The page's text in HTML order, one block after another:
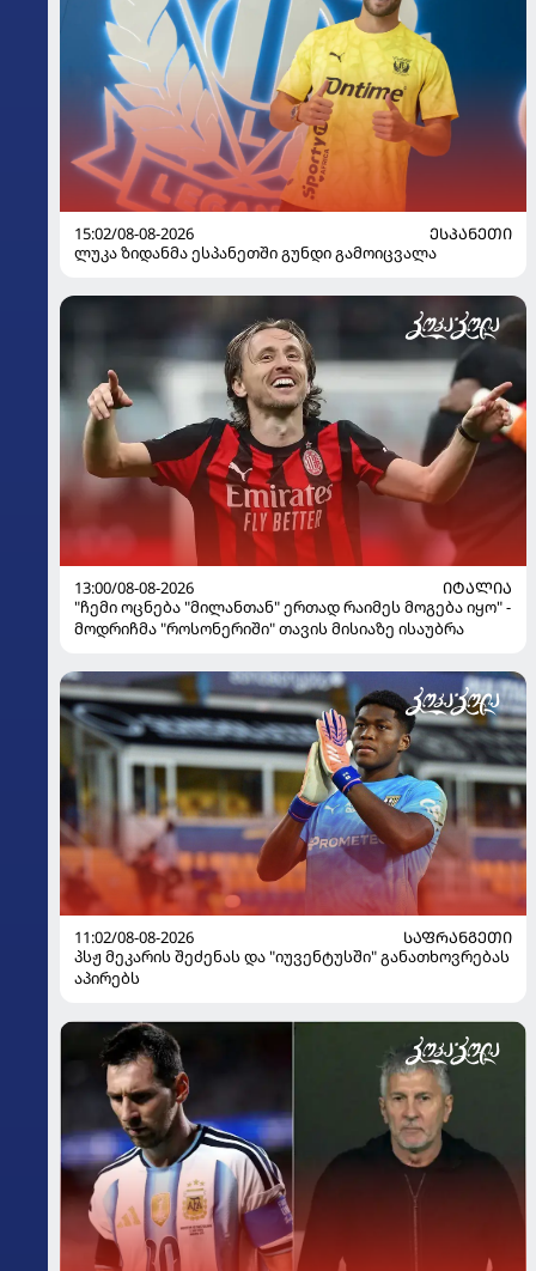
15:02/08-08-2026
ᲔᲡᲞᲐᲜᲔᲗᲘ
ლუკა ზიდანმა ესპანეთში გუნდი გამოიცვალა
13:00/08-08-2026
ᲘᲢᲐᲚᲘᲐ
"ჩემი ოცნება "მილანთან" ერთად რაიმეს მოგება იყო" -
მოდრიჩმა "როსონერიში" თავის მისიაზე ისაუბრა
11:02/08-08-2026
ᲡᲐᲤᲠᲐᲜᲒᲔᲗᲘ
პსჟ მეკარის შეძენას და "იუვენტუსში" განათხოვრებას
აპირებს